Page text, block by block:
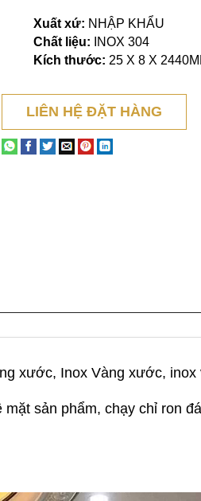
Xuất xứ: NHẬP KHẨU
Chất liệu:
INOX 304
Kích thước: 25 X 8 X
LIÊN HỆ ĐẶT HÀNG
xước, Inox Vàng xước,
sản phẩm, chạy chỉ ron